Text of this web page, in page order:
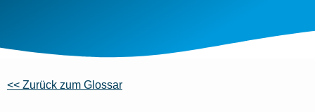
<< Zurück zum Glossar